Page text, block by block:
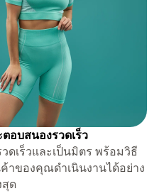
อบสนองรวดเร็ว
เร็วและเป็นมิตร พร้อมวิธี
าของคุณดำเนินงานได้อย่าง
ด